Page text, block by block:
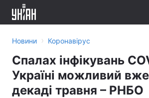
Новини › Коронавірус
Спалах інфікувань
Україні можливий
декаді травня – РНБО